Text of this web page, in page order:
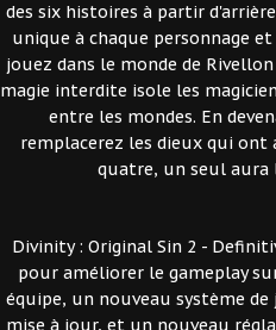
des six histoires à partir
unique à chaque personnage
jouez dans le monde de
magie interdite isole les
entre les mondes. En
remplacerez les dieux qui ont
quatre, un seul aura
Divinity : Original Sin 2 -
pour améliorer le gameplay
équipe, un nouveau système
mise à jour, et un nouveau